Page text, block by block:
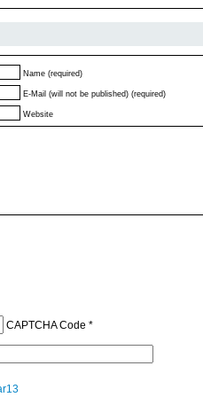
Name (required)
E-Mail (will not be published) (required)
Website
CAPTCHA Code *